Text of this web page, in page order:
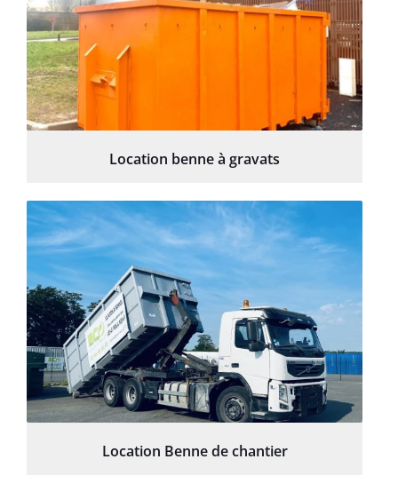
Location benne à gravats
Location Benne de chantier